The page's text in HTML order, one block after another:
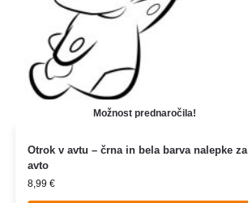
Možnost prednaročila!
Otrok v avtu – črna in bela barva nalepke za
avto
8,99 €